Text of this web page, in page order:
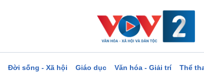
Đời sống - Xã hội Giáo dục Văn hóa - Giải trí Thể